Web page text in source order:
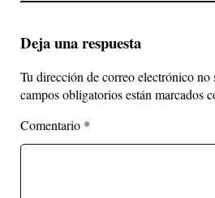
Deja una respuesta
Tu dirección de correo electrónico no
campos obligatorios están marcados
Comentario *